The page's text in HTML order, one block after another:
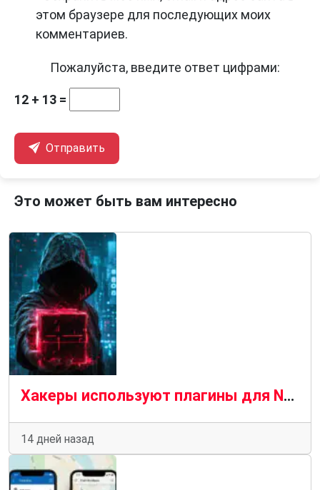
этом браузере для последующих моих
комментариев.
Пожалуйста, введите ответ цифрами:
12 + 13 =
Отправить
Это может быть вам интересно
Хакеры используют плагины для Notepad++ для скрытой установки вредоносного ПО.
14 дней назад